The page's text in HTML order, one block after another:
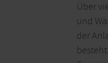
Über
und
der